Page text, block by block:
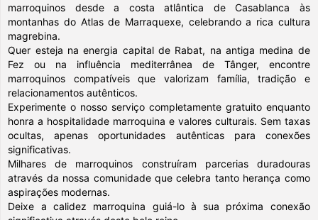
marroquinos desde a costa atlântica de Casablanca às
montanhas do Atlas de Marraquexe, celebrando a rica cultura
magrebina.
Quer esteja na energia capital de Rabat, na antiga medina de
Fez ou na influência mediterrânea de Tânger, encontre
marroquinos compatíveis que valorizam família, tradição e
relacionamentos autênticos.
Experimente o nosso serviço completamente gratuito enquanto
honra a hospitalidade marroquina e valores culturais. Sem taxas
ocultas, apenas oportunidades autênticas para conexões
significativas.
Milhares de marroquinos construíram parcerias duradouras
através da nossa comunidade que celebra tanto herança como
aspirações modernas.
Deixe a calidez marroquina guiá-lo à sua próxima conexão